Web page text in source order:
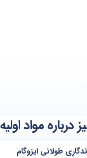
مواد اولیه
طولانی ایزوگام